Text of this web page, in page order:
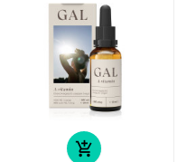
add_shopping_cart